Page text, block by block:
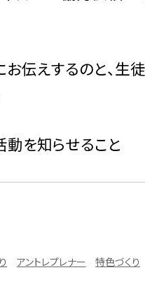
るのと、生徒が
ること これ
アントレプレナー 特色づくり